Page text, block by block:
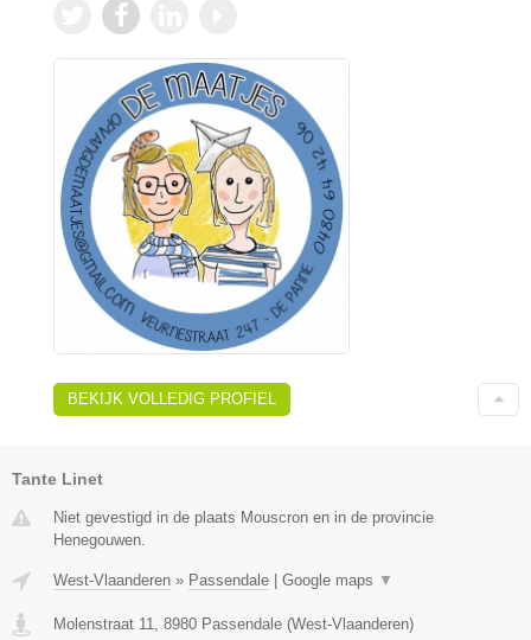
BEKIJK VOLLEDIG PROFIEL
Tante Linet
Niet gevestigd in de plaats Mouscron en in de provincie
Henegouwen.
West-Vlaanderen » Passendale | Google maps ▼
Molenstraat 11 8980 Passendale (West-Vlaanderen)